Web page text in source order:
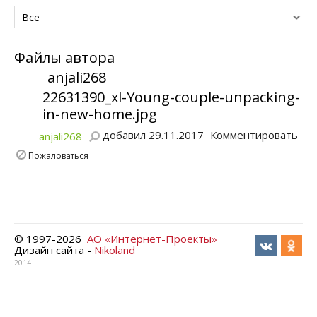
Все
Файлы автора
anjali268
22631390_xl-Young-couple-unpacking-
in-new-home.jpg
anjali268 добавил 29.11.2017 Комментировать
Пожаловаться
© 1997-2026 АО «Интернет-Проекты»
Дизайн сайта - Nikoland
2014